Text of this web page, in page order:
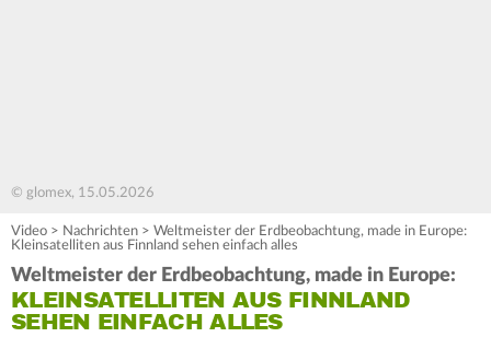
© glomex, 15.05.2026
Video > Nachrichten > Weltmeister der Erdbeobachtung, made in Europe:
Kleinsatelliten aus Finnland sehen einfach alles
Weltmeister der Erdbeobachtung, made in Europe:
KLEINSATELLITEN AUS FINNLAND
SEHEN EINFACH ALLES